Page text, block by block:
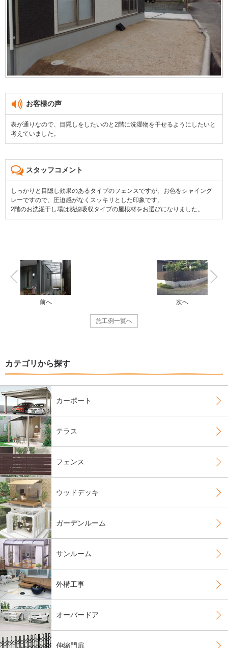
お客様の声
表が通りなので、目隠しをしたいのと2階に洗濯物を干せるようにしたいと
考えていました。
スタッフコメント
しっかりと目隠し効果のあるタイプのフェンスですが、お色をシャイング
レーですので、圧迫感がなくスッキリとした印象です。
2階のお洗濯干し場は熱線吸収タイプの屋根材をお選びになりました。
施工例一覧へ
前へ 次へ
カテゴリから探す
カーポート
テラス
フェンス
ウッドデッキ
ガーデンルーム
サンルーム
外構工事
オーバードア
伸縮門扉